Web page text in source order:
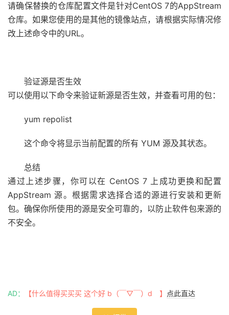
请确保替换的仓库配置文件是针对CentOS 7的AppStream
仓库。如果您使用的是其他的镜像站点，请根据实际情况修
改上述命令中的URL。
验证源是否生效
可以使用以下命令来验证新源是否生效，并查看可用的包：
yum repolist
这个命令将显示当前配置的所有 YUM 源及其状态。
总结
通过上述步骤，你可以在 CentOS 7 上成功更换和配置
AppStream 源。根据需求选择合适的源进行安装和更新
包。确保你所使用的源是安全可靠的，以防止软件包来源的
不安全。
AD： 【什么值得买买买 这个好 b（￣▽￣）d 】 点此直达